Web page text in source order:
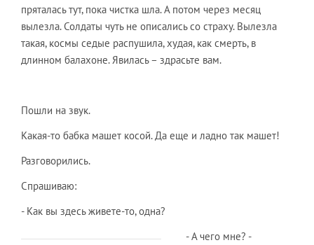
пряталась тут, пока чистка шла. А потом через месяц
вылезла. Солдаты чуть не описались со страху. Вылезла
такая, космы седые распушила, худая, как смерть, в
длинном балахоне. Явилась – здрасьте вам.
Пошли на звук.
Какая-то бабка машет косой. Да еще и ладно так машет!
Разговорились.
Спрашиваю:
- Как вы здесь живете-то, одна?
- А чего мне? -